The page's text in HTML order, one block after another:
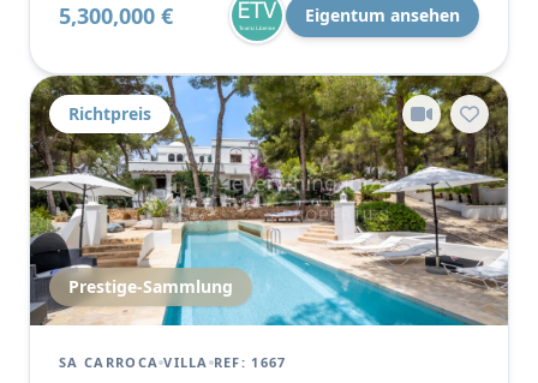
5,300,000 € Eigentum ansehen
Richtpreis
Prestige-Sammlung
SA CARROCA VILLA REF: 1667